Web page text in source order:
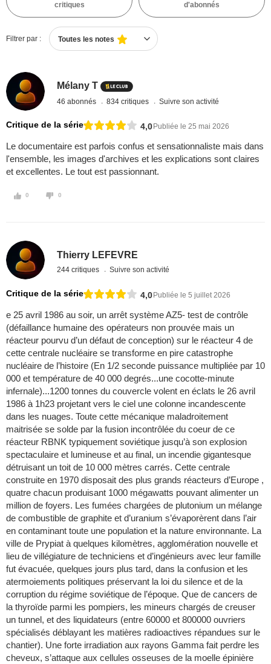
critiques
d'abonnés
Filtrer par : Toutes les notes
Mélany T
46 abonnés 834 critiques Suivre son activité
Critique de la série 4,0Publiée le 25 mai 2026
Le documentaire est parfois confus et sensationnaliste mais dans
l'ensemble, les images d'archives et les explications sont claires
et excellentes. Le tout est passionnant.
0 0
Thierry LEFEVRE
244 critiques Suivre son activité
Critique de la série 4,0Publiée le 5 juillet 2026
e 25 avril 1986 au soir, un arrêt système AZ5- test de contrôle
(défaillance humaine des opérateurs non prouvée mais un
réacteur pourvu d’un défaut de conception) sur le réacteur 4 de
cette centrale nucléaire se transforme en pire catastrophe
nucléaire de l’histoire (En 1/2 seconde puissance multipliée par 10
000 et température de 40 000 degrés...une cocotte-minute
infernale)...1200 tonnes du couvercle volent en éclats le 26 avril
1986 à 1h23 projetant vers le ciel une colonne incandescente
dans les nuages. Toute cette mécanique maladroitement
maitrisée se solde par la fusion incontrôlée du coeur de ce
réacteur RBNK typiquement soviétique jusqu’à son explosion
spectaculaire et lumineuse et au final, un incendie gigantesque
détruisant un toit de 10 000 mètres carrés. Cette centrale
construite en 1970 disposait des plus grands réacteurs d’Europe ,
quatre chacun produisant 1000 mégawatts pouvant alimenter un
million de foyers. Les fumées chargées de plutonium un mélange
de combustible de graphite et d’uranium s’évaporèrent dans l’air
en contaminant toute une population et la nature environnante. La
ville de Prypiat à quelques kilomètres, agglomération nouvelle et
lieu de villégiature de techniciens et d’ingénieurs avec leur famille
fut évacuée, quelques jours plus tard, dans la confusion et les
atermoiements politiques préservant la loi du silence et de la
corruption du régime soviétique de l’époque. Que de cancers de
la thyroïde parmi les pompiers, les mineurs chargés de creuser
un tunnel, et des liquidateurs (entre 60000 et 800000 ouvriers
spécialisés déblayant les matières radioactives répandues sur le
chantier). Une forte irradiation aux rayons Gamma fait perdre les
cheveux, s’attaque aux cellules osseuses de la moelle épinière